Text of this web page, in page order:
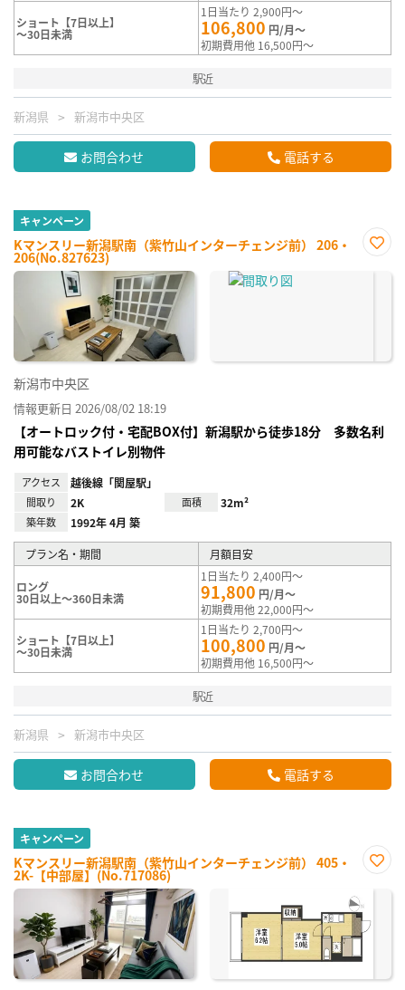
ショート【7日以上】
～30日未満
1日当たり 2,900円～
106,800 円/月～
初期費用他 16,500円～
駅近
新潟県 新潟市中央区
お問合わせ 電話する
キャンペーン
Kマンスリー新潟駅南（紫竹山インターチェンジ前） 206・
206(No.827623)
に入
新潟市中央区
情報更新日 2026/08/02 18:19
【オートロック付・宅配BOX付】新潟駅から徒歩18分 多数名利
用可能なバストイレ別物件
アクセス 越後線「関屋駅」
間取り 2K 面積 32m²
築年数 1992年 4月 築
プラン名・期間 月額目安
ロング
30日以上～360日未満
1日当たり 2,400円～
91,800 円/月～
初期費用他 22,000円～
ショート【7日以上】
～30日未満
1日当たり 2,700円～
100,800 円/月～
初期費用他 16,500円～
駅近
新潟県 新潟市中央区
お問合わせ 電話する
キャンペーン
Kマンスリー新潟駅南（紫竹山インターチェンジ前） 405・
2K-【中部屋】(No.717086)
に入
録